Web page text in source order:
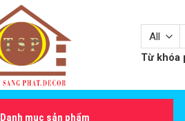
Từ khóa
Danh mục sản phẩm